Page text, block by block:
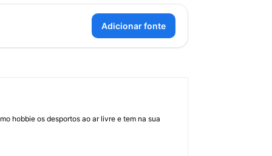
Adicionar fonte
hobbie os desportos ao ar livre e tem na sua